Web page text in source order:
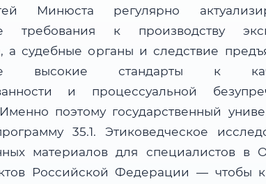
Минюста регулярно
требования к производству
а судебные органы и следствие
высокие стандарты к
и процессуальной
поэтому государственный
35.1. Этиковедческое
материалов для специалистов в
Российской Федерации — чтобы